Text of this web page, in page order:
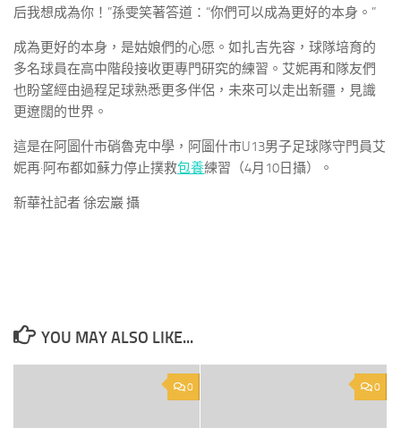
后我想成為你！”孫雯笑著答道：“你們可以成為更好的本身。”
成為更好的本身，是姑娘們的心愿。如扎吉先容，球隊培育的
多名球員在高中階段接收更專門研究的練習。艾妮再和隊友們
也盼望經由過程足球熟悉更多伴侶，未來可以走出新疆，見識
更遼闊的世界。
這是在阿圖什市硝魯克中學，阿圖什市U13男子足球隊守門員艾
妮再·阿布都如蘇力停止撲救包養練習（4月10日攝）。
新華社記者 徐宏巖 攝
YOU MAY ALSO LIKE...
0 0